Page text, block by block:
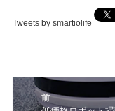
Tweets by smartiolife
投
稿
前